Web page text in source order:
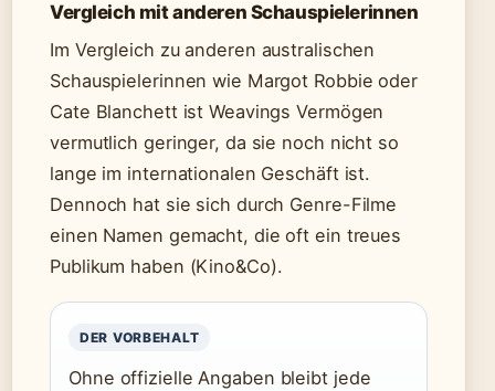
Vergleich mit anderen Schauspielerinnen
Im Vergleich zu anderen australischen
Schauspielerinnen wie Margot Robbie oder
Cate Blanchett ist Weavings Vermögen
vermutlich geringer, da sie noch nicht so
lange im internationalen Geschäft ist.
Dennoch hat sie sich durch Genre-Filme
einen Namen gemacht, die oft ein treues
Publikum haben (Kino&Co).
DER VORBEHALT
Ohne offizielle Angaben bleibt jede